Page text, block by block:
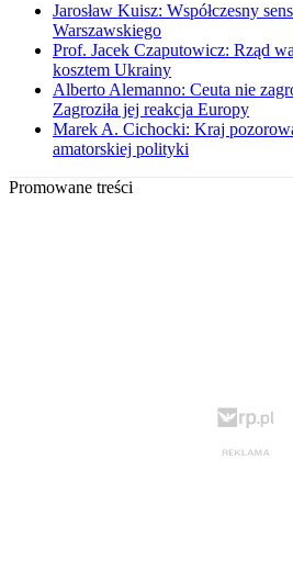
Jarosław Kuisz: Współczesny
Warszawskiego
Prof. Jacek Czaputowicz: Rząd
kosztem Ukrainy
Alberto Alemanno: Ceuta nie
Zagroziła jej reakcja Europy
Marek A. Cichocki: Kraj
amatorskiej polityki
Promowane treści